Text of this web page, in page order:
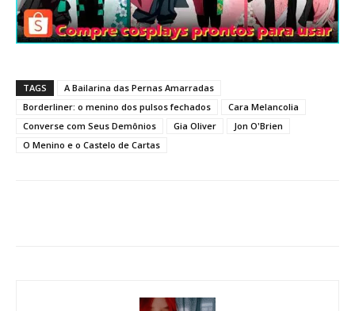
TAGS
A Bailarina das Pernas Amarradas
Borderliner: o menino dos pulsos fechados
Cara Melancolia
Converse com Seus Demônios
Gia Oliver
Jon O'Brien
O Menino e o Castelo de Cartas